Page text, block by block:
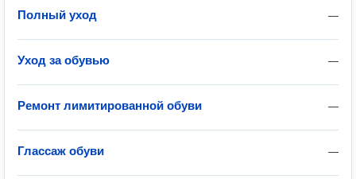
—
Полный уход
—
Уход за обувью
—
Ремонт лимитированной обуви
—
Глассаж обуви